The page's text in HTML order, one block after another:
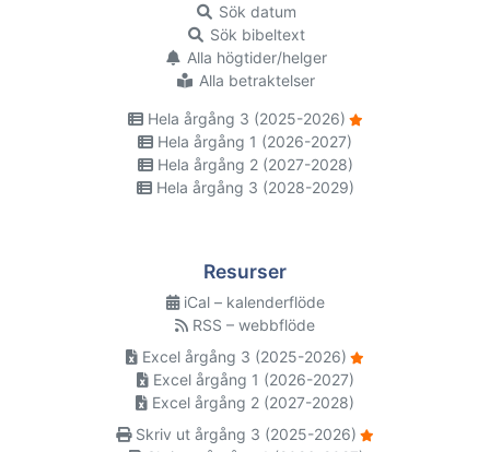
Sök datum
Sök bibeltext
Alla högtider/helger
Alla betraktelser
Hela årgång 3 (2025-2026)
Hela årgång 1 (2026-2027)
Hela årgång 2 (2027-2028)
Hela årgång 3 (2028-2029)
Resurser
iCal – kalenderflöde
RSS – webbflöde
Excel årgång 3 (2025-2026)
Excel årgång 1 (2026-2027)
Excel årgång 2 (2027-2028)
Skriv ut årgång 3 (2025-2026)